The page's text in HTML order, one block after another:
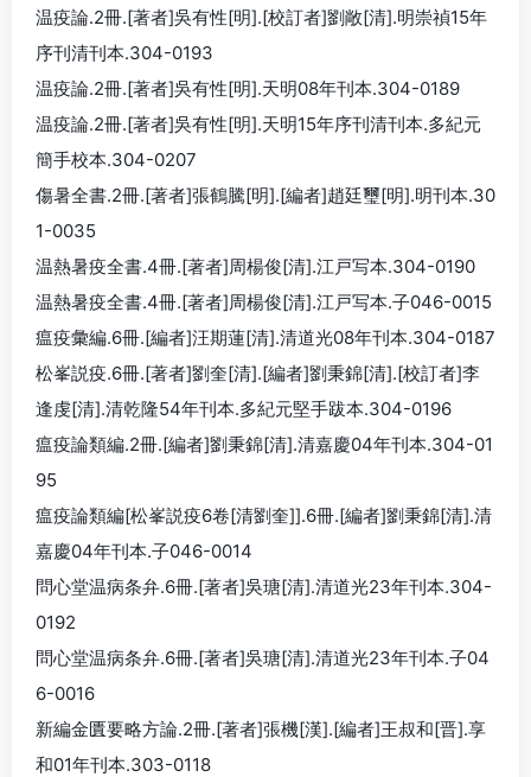
温疫論.2冊.[著者]吳有性[明].[校訂者]劉敞[清].明崇禎15年
序刊清刊本.304-0193
温疫論.2冊.[著者]吳有性[明].天明08年刊本.304-0189
温疫論.2冊.[著者]吳有性[明].天明15年序刊清刊本.多紀元
簡手校本.304-0207
傷暑全書.2冊.[著者]張鶴騰[明].[編者]趙廷璽[明].明刊本.30
1-0035
温熱暑疫全書.4冊.[著者]周楊俊[清].江戸写本.304-0190
温熱暑疫全書.4冊.[著者]周楊俊[清].江戸写本.子046-0015
瘟疫彙編.6冊.[編者]汪期蓮[清].清道光08年刊本.304-0187
松峯説疫.6冊.[著者]劉奎[清].[編者]劉秉錦[清].[校訂者]李
逢虔[清].清乾隆54年刊本.多紀元堅手跋本.304-0196
瘟疫論類編.2冊.[編者]劉秉錦[清].清嘉慶04年刊本.304-01
95
瘟疫論類編[松峯説疫6卷[清劉奎]].6冊.[編者]劉秉錦[清].清
嘉慶04年刊本.子046-0014
問心堂温病条弁.6冊.[著者]吳瑭[清].清道光23年刊本.304-
0192
問心堂温病条弁.6冊.[著者]吳瑭[清].清道光23年刊本.子04
6-0016
新編金匱要略方論.2冊.[著者]張機[漢].[編者]王叔和[晋].享
和01年刊本.303-0118